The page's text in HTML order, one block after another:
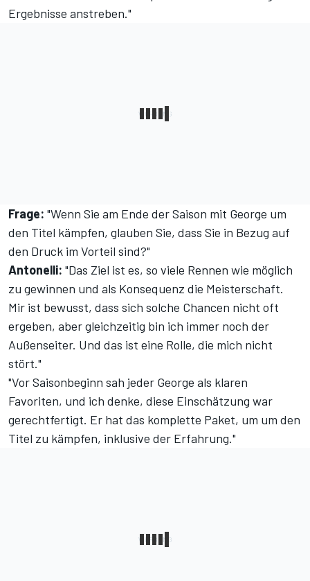
Ergebnisse anstreben."
Frage: "Wenn Sie am Ende der Saison mit George um
den Titel kämpfen, glauben Sie, dass Sie in Bezug auf
den Druck im Vorteil sind?"
Antonelli: "Das Ziel ist es, so viele Rennen wie möglich
zu gewinnen und als Konsequenz die Meisterschaft.
Mir ist bewusst, dass sich solche Chancen nicht oft
ergeben, aber gleichzeitig bin ich immer noch der
Außenseiter. Und das ist eine Rolle, die mich nicht
stört."
"Vor Saisonbeginn sah jeder George als klaren
Favoriten, und ich denke, diese Einschätzung war
gerechtfertigt. Er hat das komplette Paket, um um den
Titel zu kämpfen, inklusive der Erfahrung."